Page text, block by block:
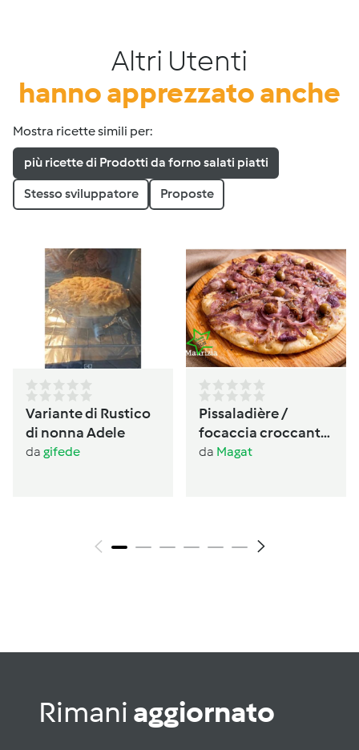
Altri Utenti
hanno apprezzato anche
Mostra ricette simili per:
più ricette di Prodotti da forno salati piatti
Stesso sviluppatore Proposte
Variante di Rustico
di nonna Adele
da gifede
Pissaladière /
focaccia croccante
provenzale alle
da Magat
Rimani aggiornato